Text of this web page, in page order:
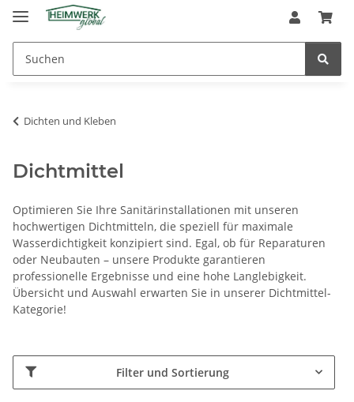
Dichten und Kleben
Dichtmittel
Optimieren Sie Ihre Sanitärinstallationen mit unseren
hochwertigen Dichtmitteln, die speziell für maximale
Wasserdichtigkeit konzipiert sind. Egal, ob für Reparaturen
oder Neubauten – unsere Produkte garantieren
professionelle Ergebnisse und eine hohe Langlebigkeit.
Übersicht und Auswahl erwarten Sie in unserer Dichtmittel-
Kategorie!
Filter und Sortierung